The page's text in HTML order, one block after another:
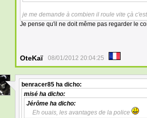
je me demande à combien il roule vite çà
Je pense qu'il ne doit même pas regarder le
OteKaï 08/01/2012 20:04:25
benracer85 ha dicho:
misé ha dicho:
Jérôme ha dicho:
Eh ouais, les avantages de la police